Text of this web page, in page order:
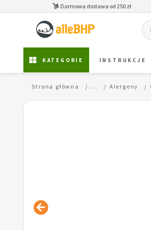
Darmowa dostawa od 250 zł
KATEGORIE INSTRUKCJE
Strona główna ... Alergeny